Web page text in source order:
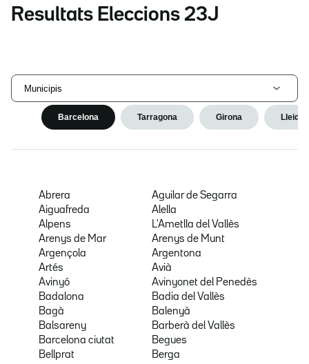
Resultats Eleccions 23J
Municipis
Barcelona Tarragona Girona Lleida
Abrera
Aguilar de Segarra
Aiguafreda
Alella
Alpens
L'Ametlla del Vallès
Arenys de Mar
Arenys de Munt
Argençola
Argentona
Artés
Avià
Avinyó
Avinyonet del Penedès
Badalona
Badia del Vallès
Bagà
Balenyà
Balsareny
Barberà del Vallès
Barcelona ciutat
Begues
Bellprat
Berga